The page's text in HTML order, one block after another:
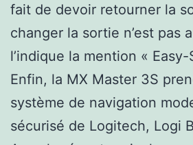
fait de devoir retourner la
changer la sortie n’est pas
l’indique la mention «
Enfin, la MX Master 3S
système de navigation
sécurisé de Logitech, Logi